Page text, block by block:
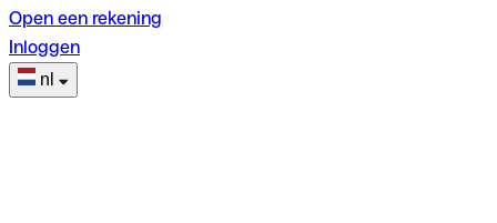
Open een rekening
Inloggen
nl